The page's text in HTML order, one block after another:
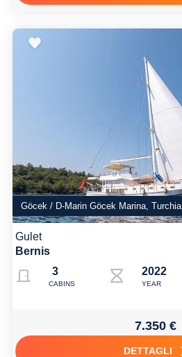
Göcek / D-Marin Göcek Marina, Turchia
Gulet
Bernis
3
CABINS
2022
YEAR
7.350 €
DETTAGLI